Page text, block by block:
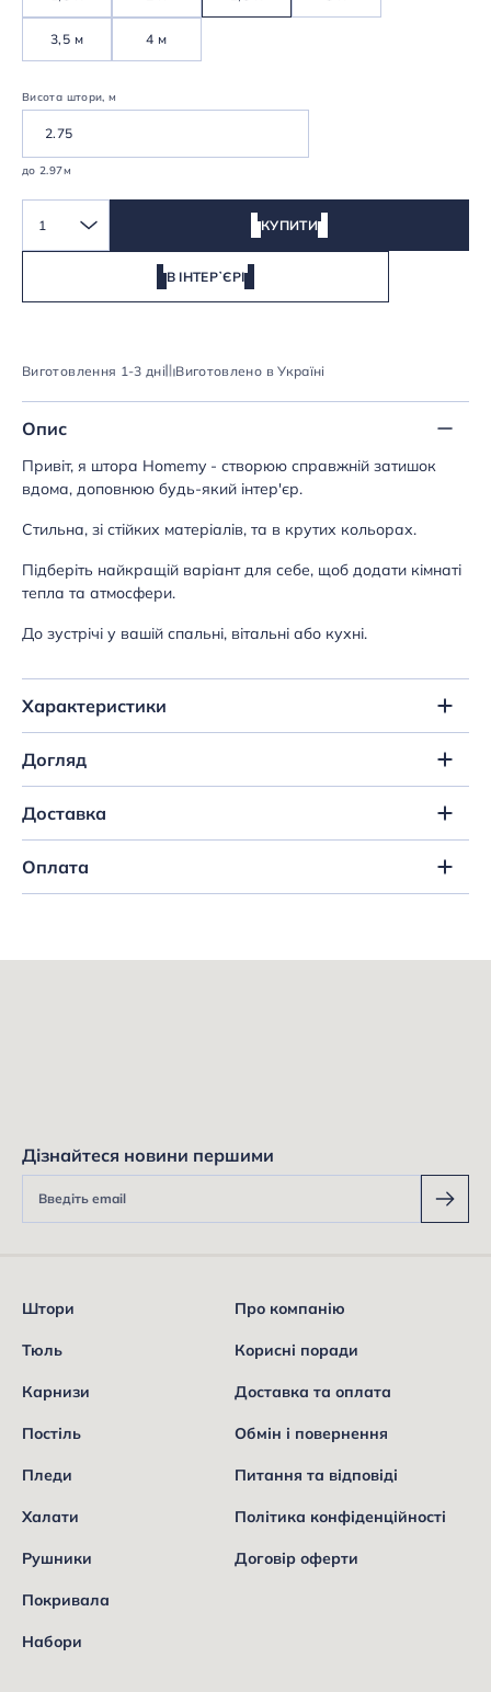
3,5 м 4 м
Висота штори, м
до 2.97м
1 КУПИТИ
В ІНТЕРʼЄРІ
Виготовлення 1-3 дні Виготовлено в Україні
Опис
Привіт, я штора Homemy - створюю справжній затишок
вдома, доповнюю будь-який інтер'єр.
Стильна, зі стійких матеріалів, та в крутих кольорах.
Підберіть найкращій варіант для себе, щоб додати кімнаті
тепла та атмосфери.
До зустрічі у вашій спальні, вітальні або кухні.
Характеристики
Догляд
Доставка
Оплата
Дізнайтеся новини першими
Штори
Тюль
Карнизи
Постіль
Пледи
Халати
Рушники
Покривала
Набори
Про компанію
Корисні поради
Доставка та оплата
Обмін і повернення
Питання та відповіді
Політика конфіденційності
Договір оферти